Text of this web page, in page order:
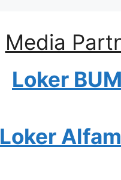
Media
Loker
Loker